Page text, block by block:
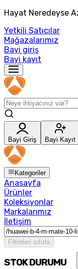
Hayat Neredeyse
Yetkili Satıcılar
Mağazalarımız
Bayi giriş
Bayi kayıt
Bayi Giriş Bayi Kayıt
Kategoriler
Anasayfa
Ürünler
Koleksiyonlar
Markalarımız
İletişim
Filtreleri sıfırla
STOK DURUMU